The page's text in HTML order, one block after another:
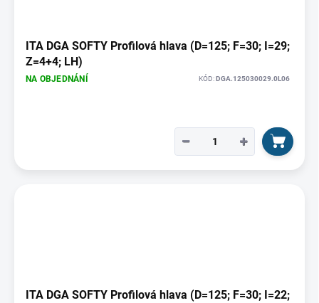
ITA DGA SOFTY Profilová hlava (D=125; F=30; I=29;
Z=4+4; LH)
NA OBJEDNÁNÍ KÓD:DGA.125030029.0L06
+
−
ITA DGA SOFTY Profilová hlava (D=125; F=30; I=22;